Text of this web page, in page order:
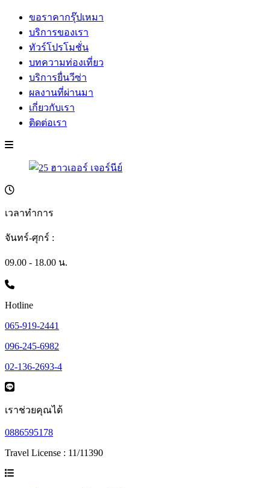
ขอราคากรุ๊ปเหมา
บริการของเรา
ทัวร์โปรโมชั่น
บทความท่องเที่ยว
บริการยื่นวีซ่า
ผลงานที่ผ่านมา
เกี่ยวกับเรา
ติดต่อเรา
เวลาทำการ
จันทร์-ศุกร์ :
09.00 - 18.00 น.
Hotline
065-919-2441
096-245-6982
02-136-2693-4
เราช่วยคุณได้
0886595178
Travel License : 11/11390